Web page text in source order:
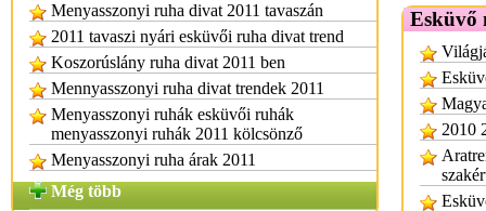
Menyasszonyi ruha divat 2011 tavaszán
2011 tavaszi nyári esküvői ruha divat trend
Koszorúslány ruha divat 2011 ben
Mennyasszonyi ruha divat trendek 2011
Menyasszonyi ruhák esküvői ruhák
menyasszonyi ruhák 2011 kölcsönző
Menyasszonyi ruha árak 2011
Még több
Esküvő
2010